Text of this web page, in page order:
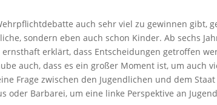
auch sehr viel zu gewinnen gibt,
sondern eben auch schon Kinder. Ab sechs
erklärt, dass Entscheidungen getroffen
auch, dass es ein großer Moment ist, um auch
Frage zwischen den Jugendlichen und dem
oder Barbarei, um eine linke Perspektive an